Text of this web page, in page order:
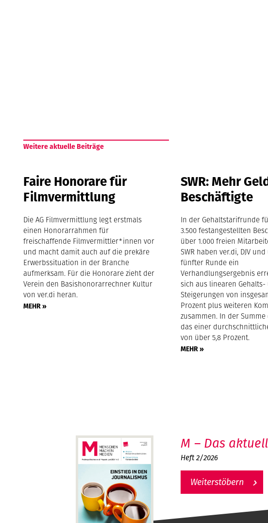
Weitere aktuelle Beiträge
Faire Honorare für
Filmvermittlung
Die AG Filmvermittlung legt erstmals
einen Honorarrahmen für
freischaffende Filmvermittler*innen vor
und macht damit auch auf die prekäre
Erwerbssituation in der Branche
aufmerksam. Für die Honorare zieht der
Verein den Basishonorarrechner Kultur
von ver.di heran.
MEHR »
SWR: Mehr
Beschäftigte
In der Gehaltstarifrunde
3.500 festangestellten
über 1.000 freien
SWR haben ver.di, DJV
fünfter Runde ein
Verhandlungsergebnis
sich aus linearen
Steigerungen von
Prozent plus weiteren
zusammen. In der
das einer
von über 5,8 Prozent.
MEHR »
M – Das
Heft 2/2026
Weiterstöbern